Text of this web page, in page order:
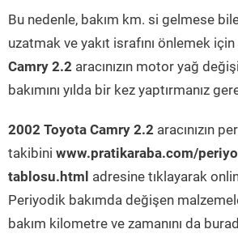
Bu nedenle, bakım km. si gelmese
uzatmak ve yakıt israfını önlemek için
Camry 2.2 aracınızın motor yağ
bakımını yılda bir kez yaptırmanız
2002 Toyota Camry 2.2 aracınızın
takibini www.pratikaraba.com/
tablosu.html adresine tıklayarak
Periyodik bakımda değişen
bakım kilometre ve zamanını da